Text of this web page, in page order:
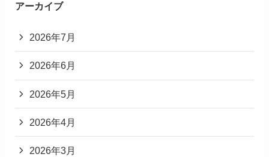
アーカイブ
2026年7月
2026年6月
2026年5月
2026年4月
2026年3月